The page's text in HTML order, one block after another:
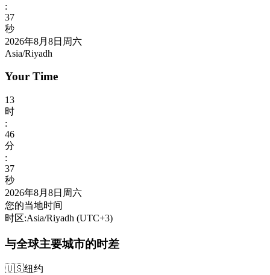
:
39
秒
2026年8月8日周六
Asia/Riyadh
Your Time
13
时
:
46
分
:
39
秒
2026年8月8日周六
您的当地时间
时区:Asia/Riyadh (UTC+3)
与全球主要城市的时差
🇺🇸纽约